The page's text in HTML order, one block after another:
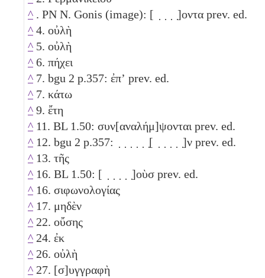
^ . PN N. Gonis (image): [ ̣ ̣ ̣ ̣]οντα prev. ed.
^ 4. οὐλὴ
^ 5. οὐλὴ
^ 6. πήχει
^ 7. bgu 2 p.357: ἐπʼ prev. ed.
^ 7. κάτω
^ 9. ἔτη
^ 11. BL 1.50: συν[αναλήμ]ψονται prev. ed.
^ 12. bgu 2 p.357: ̣ ̣ ̣ ̣ ̣ ̣[ ̣ ̣ ̣ ̣ ̣]ν prev. ed.
^ 13. τῆς
^ 16. BL 1.50: [ ̣ ̣ ̣ ̣ ̣]οὺσ prev. ed.
^ 16. σιφωνολογίας
^ 17. μηδὲν
^ 22. οὔσης
^ 24. ἐκ
^ 26. οὐλὴ
^ 27. [σ]υγγραφὴ